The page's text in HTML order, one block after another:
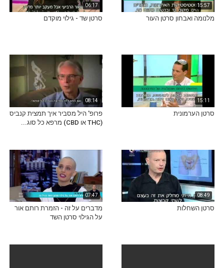
15:57
מלנומה ואבחון סרטן העור
06:17
סרטן שד - גילוי מוקדם
15:11
סרטן הערמונית
08:14
פרופ' היל מסביר איך תמצית קנביס
(THC או CBD) מרפא כל סוג...
08:49
סרטן השחלות
07:47
מדברים על זה - הזמרת רותם אור
על הגילוי סרטן השד